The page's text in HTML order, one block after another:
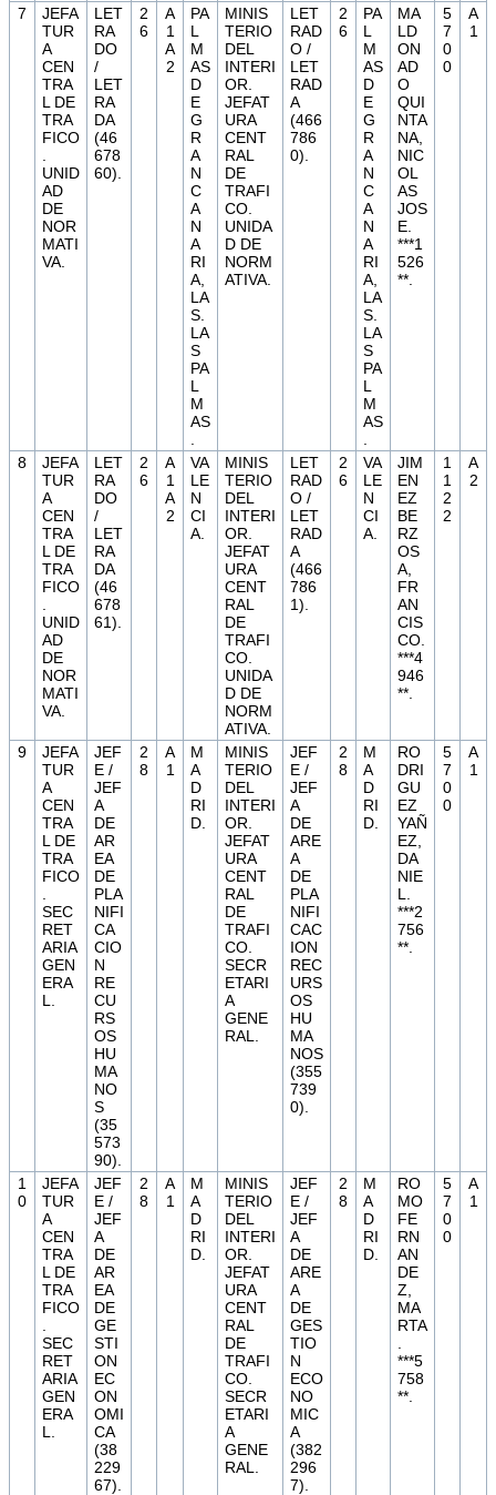
7
JEFA
TUR
A
CEN
TRA
L DE
TRA
FICO
UNID
AD
DE
NOR
MATI
VA.
LET
RA
DO
/
LET
RA
DA
(46
678
60).
2
6
A
1
A
2
PA
L
M
AS
D
E
G
R
A
N
C
A
N
A
RI
A,
LA
S.
LA
S
PA
L
M
AS
MINIS
TERIO
DEL
INTERI
OR.
JEFAT
URA
CENT
RAL
DE
TRAFI
CO.
UNIDA
D DE
NORM
ATIVA.
LET
RAD
O /
LET
RAD
A
(466
786
0).
2
6
PA
L
M
AS
D
E
G
R
A
N
C
A
N
A
RI
A,
LA
S.
LA
S
PA
L
M
AS
MA
LD
ON
AD
O
QUI
NTA
NA,
NIC
OL
AS
JOS
E.
***1
526
**.
5
7
0
0
A
1
8
JEFA
TUR
A
CEN
TRA
L DE
TRA
FICO
UNID
AD
DE
NOR
MATI
VA.
LET
RA
DO
/
LET
RA
DA
(46
678
61).
2
6
A
1
A
2
VA
LE
N
CI
A.
MINIS
TERIO
DEL
INTERI
OR.
JEFAT
URA
CENT
RAL
DE
TRAFI
CO.
UNIDA
D DE
NORM
ATIVA.
LET
RAD
O /
LET
RAD
A
(466
786
1).
2
6
VA
LE
N
CI
A.
JIM
EN
EZ
BE
RZ
OS
A,
FR
AN
CIS
CO.
***4
946
**.
1
1
2
2
A
2
9
JEFA
TUR
A
CEN
TRA
L DE
TRA
FICO
SEC
RET
ARIA
GEN
ERA
L.
JEF
E /
JEF
A
DE
AR
EA
DE
PLA
NIFI
CA
CIO
N
RE
CU
RS
OS
HU
MA
NO
S
(35
573
90).
2
8
A
1
M
A
D
RI
D.
MINIS
TERIO
DEL
INTERI
OR.
JEFAT
URA
CENT
RAL
DE
TRAFI
CO.
SECR
ETARI
A
GENE
RAL.
JEF
E /
JEF
A
DE
ARE
A
DE
PLA
NIFI
CAC
ION
REC
URS
OS
HU
MA
NOS
(355
739
0).
2
8
M
A
D
RI
D.
RO
DRI
GU
EZ
YAÑ
EZ,
DA
NIE
L.
***2
756
**.
5
7
0
0
A
1
1
0
JEFA
TUR
A
CEN
TRA
L DE
TRA
FICO
SEC
RET
ARIA
GEN
ERA
L.
JEF
E /
JEF
A
DE
AR
EA
DE
GE
STI
ON
EC
ON
OMI
CA
(38
229
67).
2
8
A
1
M
A
D
RI
D.
MINIS
TERIO
DEL
INTERI
OR.
JEFAT
URA
CENT
RAL
DE
TRAFI
CO.
SECR
ETARI
A
GENE
RAL.
JEF
E /
JEF
A
DE
ARE
A
DE
GES
TIO
N
ECO
NO
MIC
A
(382
296
7).
2
8
M
A
D
RI
D.
RO
MO
FE
RN
AN
DE
Z,
MA
RTA
***5
758
**.
5
7
0
0
A
1